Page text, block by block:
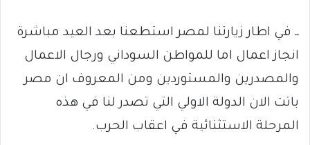
ــ في اطار زيارتنا لمصر استطعنا بعد العيد مباشرة
انجاز اعمال اما للمواطن السوداني ورجال الاعمال
والمصدرين والمستوردين ومن المعروف ان مصر
باتت الان الدولة الاولي التي تصدر لنا في هذه
المرحلة الاستثنائية في اعقاب الحرب.